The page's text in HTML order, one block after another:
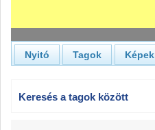
Nyitó Tagok Képek
Keresés a tagok között